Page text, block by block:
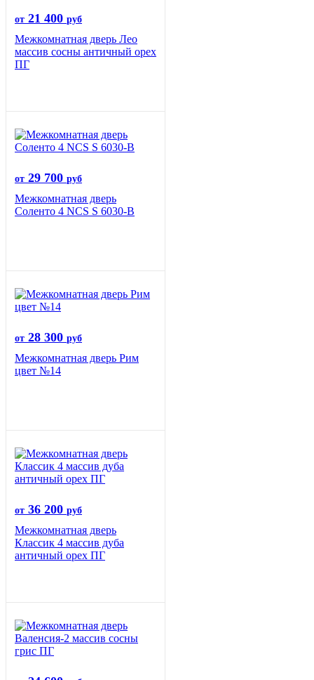
от 21 400 руб
Межкомнатная дверь Лео
массив сосны античный орех
ПГ
от 29 700 руб
Межкомнатная дверь
Соленто 4 NCS S 6030-B
от 28 300 руб
Межкомнатная дверь Рим
цвет №14
от 36 200 руб
Межкомнатная дверь
Классик 4 массив дуба
античный орех ПГ